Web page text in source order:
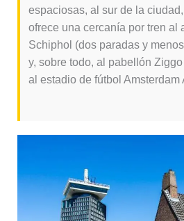
espaciosas, al sur de la ciudad,
ofrece una cercanía por tren al
Schiphol (dos paradas y
y, sobre todo, al pabellón
al estadio de fútbol Amsterdam